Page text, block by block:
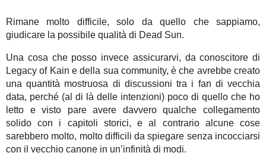
Rimane molto difficile, solo da quello che sappiamo,
giudicare la possibile qualità di Dead Sun.
Una cosa che posso invece assicurarvi, da conoscitore di
Legacy of Kain e della sua community, è che avrebbe creato
una quantità mostruosa di discussioni tra i fan di vecchia
data, perché (al di là delle intenzioni) poco di quello che ho
letto e visto pare avere davvero qualche collegamento
solido con i capitoli storici, e al contrario alcune cose
sarebbero molto, molto difficili da spiegare senza incocciarsi
con il vecchio canone in un’infinità di modi.